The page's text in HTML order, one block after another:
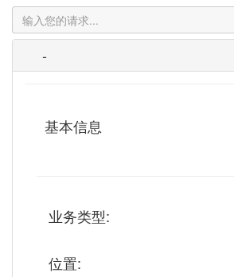
-
基本信息
业务类型:
位置: